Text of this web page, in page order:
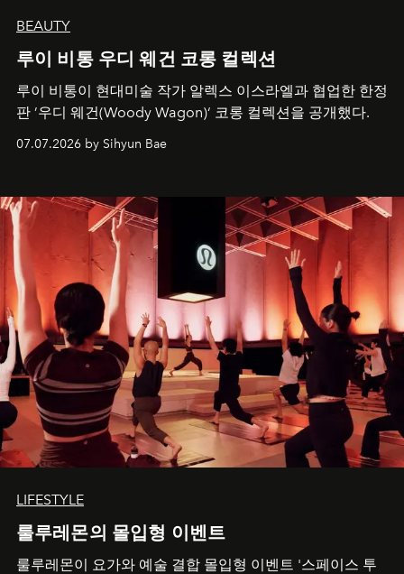
BEAUTY
루이 비통 우디 웨건 코롱 컬렉션
루이 비통이 현대미술 작가 알렉스 이스라엘과 협업한 한정
판 ’우디 웨건(Woody Wagon)‘ 코롱 컬렉션을 공개했다.
07.07.2026 by Sihyun Bae
LIFESTYLE
룰루레몬의 몰입형 이벤트
룰루레몬이 요가와 예술 결합 몰입형 이벤트 '스페이스 투